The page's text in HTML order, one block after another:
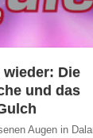
Die
und das
Augen in